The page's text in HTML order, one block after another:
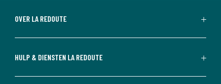
OVER LA REDOUTE
HULP & DIENSTEN LA REDOUTE